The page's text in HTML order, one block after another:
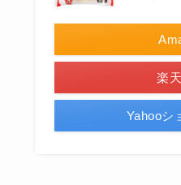
楽
Yahooシ